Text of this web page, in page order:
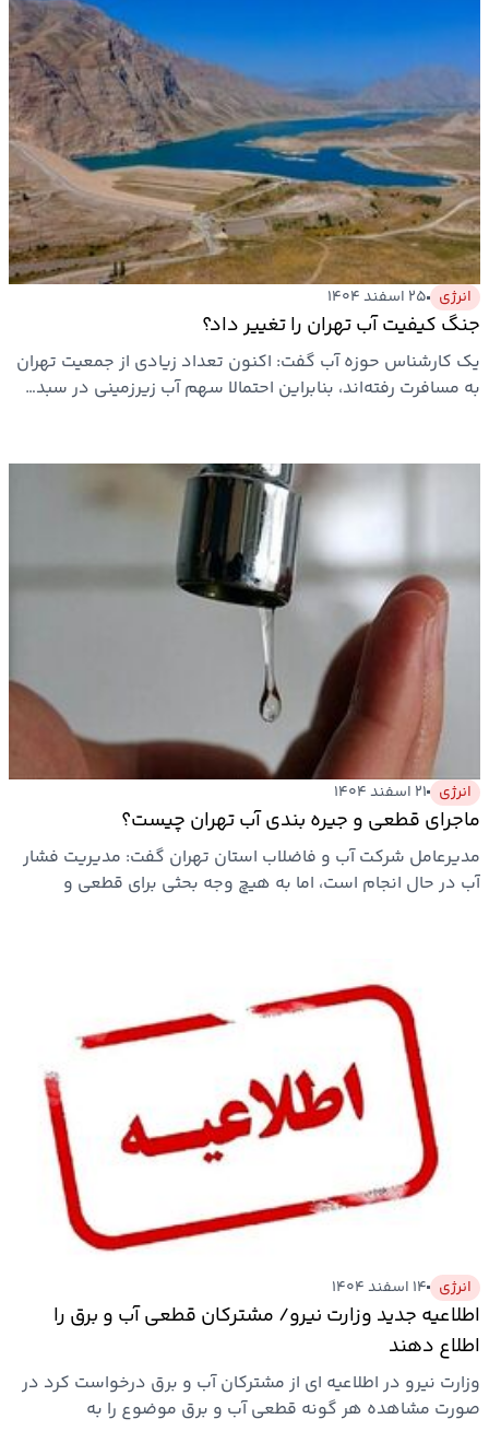
انرژی ۲۵ اسفند ۱۴۰۴
جنگ کیفیت آب تهران را تغییر داد؟
یک کارشناس حوزه آب گفت: اکنون تعداد زیادی از جمعیت تهران
به مسافرت رفته‌اند، بنابراین احتمالا سهم آب زیرزمینی در سبد…
انرژی ۲۱ اسفند ۱۴۰۴
ماجرای قطعی و جیره بندی آب تهران چیست؟
مدیرعامل شرکت آب و فاضلاب استان تهران گفت: مدیریت فشار
آب در حال انجام است، اما به هیچ وجه بحثی برای قطعی و
انرژی ۱۴ اسفند ۱۴۰۴
اطلاعیه جدید وزارت نیرو/ مشترکان قطعی آب و برق را
اطلاع دهند
وزارت نیرو در اطلاعیه ای از مشترکان آب و برق درخواست کرد در
صورت مشاهده هر گونه قطعی آب و برق موضوع را به